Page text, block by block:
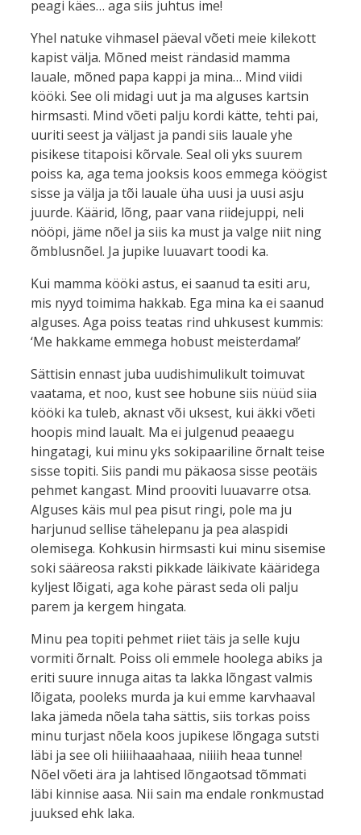
peagi käes… aga siis juhtus ime!
Yhel natuke vihmasel päeval võeti meie kilekott
kapist välja. Mõned meist rändasid mamma
lauale, mõned papa kappi ja mina… Mind viidi
kööki. See oli midagi uut ja ma alguses kartsin
hirmsasti. Mind võeti palju kordi kätte, tehti pai,
uuriti seest ja väljast ja pandi siis lauale yhe
pisikese titapoisi kõrvale. Seal oli yks suurem
poiss ka, aga tema jooksis koos emmega köögist
sisse ja välja ja tõi lauale üha uusi ja uusi asju
juurde. Käärid, lõng, paar vana riidejuppi, neli
nööpi, jäme nõel ja siis ka must ja valge niit ning
õmblusnõel. Ja jupike luuavart toodi ka.
Kui mamma kööki astus, ei saanud ta esiti aru,
mis nyyd toimima hakkab. Ega mina ka ei saanud
alguses. Aga poiss teatas rind uhkusest kummis:
‘Me hakkame emmega hobust meisterdama!’
Sättisin ennast juba uudishimulikult toimuvat
vaatama, et noo, kust see hobune siis nüüd siia
kööki ka tuleb, aknast või uksest, kui äkki võeti
hoopis mind laualt. Ma ei julgenud peaaegu
hingatagi, kui minu yks sokipaariline õrnalt teise
sisse topiti. Siis pandi mu päkaosa sisse peotäis
pehmet kangast. Mind prooviti luuavarre otsa.
Alguses käis mul pea pisut ringi, pole ma ju
harjunud sellise tähelepanu ja pea alaspidi
olemisega. Kohkusin hirmsasti kui minu sisemise
soki sääreosa raksti pikkade läikivate kääridega
kyljest lõigati, aga kohe pärast seda oli palju
parem ja kergem hingata.
Minu pea topiti pehmet riiet täis ja selle kuju
vormiti õrnalt. Poiss oli emmele hoolega abiks ja
eriti suure innuga aitas ta lakka lõngast valmis
lõigata, pooleks murda ja kui emme karvhaaval
laka jämeda nõela taha sättis, siis torkas poiss
minu turjast nõela koos jupikese lõngaga sutsti
läbi ja see oli hiiiihaaahaaa, niiiih heaa tunne!
Nõel võeti ära ja lahtised lõngaotsad tõmmati
läbi kinnise aasa. Nii sain ma endale ronkmustad
juuksed ehk laka.